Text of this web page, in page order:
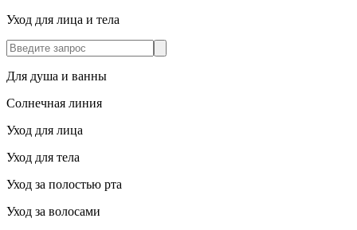
Уход для лица и тела
Для душа и ванны
Солнечная линия
Уход для лица
Уход для тела
Уход за полостью рта
Уход за волосами